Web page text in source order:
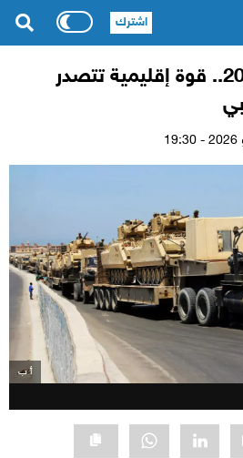
الجيش المصري 2026.. قوة إقليمية تتصدر
أ ب
اشترك